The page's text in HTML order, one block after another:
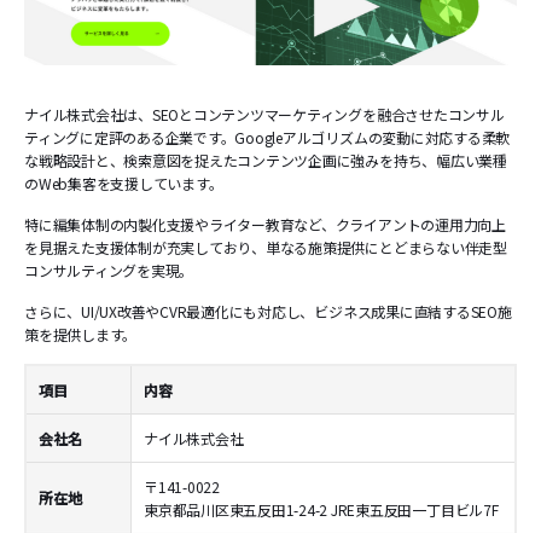
ナイル株式会社は、SEOとコンテンツマーケティングを融合させたコンサル
ティングに定評のある企業です。Googleアルゴリズムの変動に対応する柔軟
な戦略設計と、検索意図を捉えたコンテンツ企画に強みを持ち、幅広い業種
のWeb集客を支援しています。
特に編集体制の内製化支援やライター教育など、クライアントの運用力向上
を見据えた支援体制が充実しており、単なる施策提供にとどまらない伴走型
コンサルティングを実現。
さらに、UI/UX改善やCVR最適化にも対応し、ビジネス成果に直結するSEO施
策を提供します。
項目 内容
会社名 ナイル株式会社
所在地
〒141-0022
東京都品川区東五反田1-24-2 JRE東五反田一丁目ビル7F